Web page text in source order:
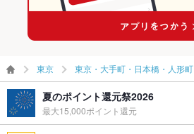
あり
東京 東京・大手町・日本橋・人形町
夏のポイント還元祭2026
最大15,000ポイント還元